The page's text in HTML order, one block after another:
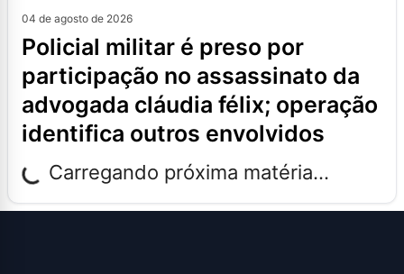
04 de agosto de 2026
policial militar é preso por
participação no assassinato da
advogada cláudia félix; operação
identifica outros envolvidos
Carregando próxima matéria...